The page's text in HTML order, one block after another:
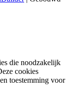
die noodzakelijk
cookies
toestemming voor